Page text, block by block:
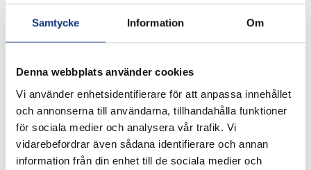
Samtycke Information Om
Denna webbplats använder cookies
Vi använder enhetsidentifierare för att anpassa innehållet
och annonserna till användarna, tillhandahålla funktioner
för sociala medier och analysera vår trafik. Vi
vidarebefordrar även sådana identifierare och annan
information från din enhet till de sociala medier och